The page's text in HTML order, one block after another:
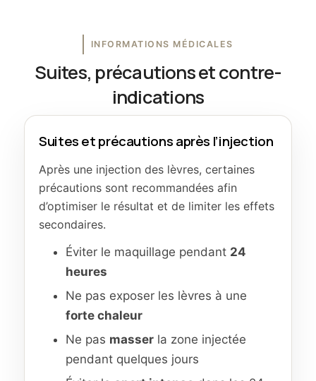
INFORMATIONS MÉDICALES
Suites, précautions et contre-
indications
Suites et précautions après l’injection
Après une injection des lèvres, certaines
précautions sont recommandées afin
d’optimiser le résultat et de limiter les effets
secondaires.
Éviter le maquillage pendant 24
heures
Ne pas exposer les lèvres à une
forte chaleur
Ne pas masser la zone injectée
pendant quelques jours